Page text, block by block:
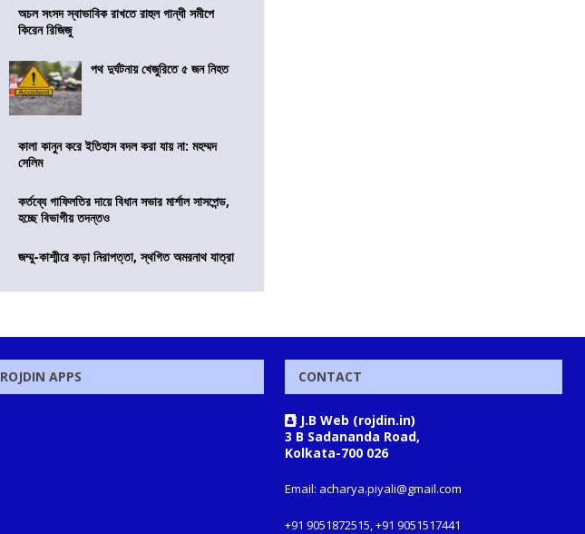
অচল সংসদ স্বাভাবিক রাখতে রাহুল গান্ধী সমীপে
কিরেন রিজিজু
পথ দুর্ঘটনায় খেজুরিতে ৫ জন নিহত
কালা কানুন করে ইতিহাস বদল করা যায় না: মহম্মদ
সেলিম
কর্তব্যে গাফিলতির দায়ে বিধান সভার মার্শাল সাসপেন্ড,
হচ্ছে বিভাগীয় তদন্তও
জম্মু-কাশ্মীরে কড়া নিরাপত্তা, স্থগিত অমরনাথ যাত্রা
ROJDIN APPS CONTACT
J.B Web (rojdin.in)
3 B Sadananda Road,
Kolkata-700 026
Email: acharya.piyali@gmail.com
+91 9051872515, +91 9051517441